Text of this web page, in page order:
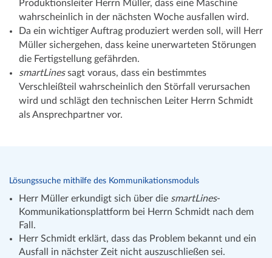
Produktionsleiter Herrn Müller, dass eine Maschine
wahrscheinlich in der nächsten Woche ausfallen wird.
Da ein wichtiger Auftrag produziert werden soll, will Herr
Müller sichergehen, dass keine unerwarteten Störungen
die Fertigstellung gefährden.
smartLinessagt voraus, dass ein bestimmtes
Verschleißteil wahrscheinlich den Störfall verursachen
wird und schlägt den technischen Leiter Herrn Schmidt
als Ansprechpartner vor.
Lösungssuche mithilfe des Kommunikationsmoduls
Herr Müller erkundigt sich über die smartLines-
Kommunikationsplattform bei Herrn Schmidt nach dem
Fall.
Herr Schmidt erklärt, dass das Problem bekannt und ein
Ausfall in nächster Zeit nicht auszuschließen sei.